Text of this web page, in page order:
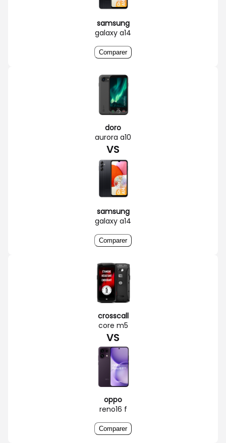
samsung
galaxy a14
Comparer
doro
aurora a10
VS
samsung
galaxy a14
Comparer
crosscall
core m5
VS
oppo
reno16 f
Comparer